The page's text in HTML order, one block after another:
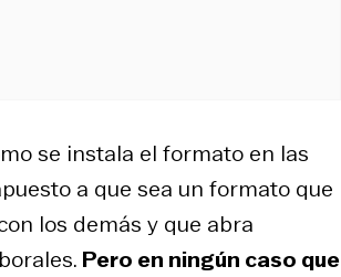
se instala el formato en las
a que sea un formato que
los demás y que abra
Pero en ningún caso que